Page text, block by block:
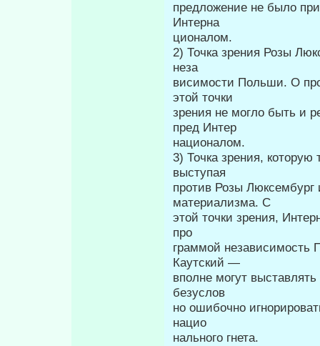
предложение не было
Интерна­
ционалом.
2) Точка зрения Розы
неза­
висимости Польши. О
этой точки
зрения не могло быть и
пред Интер­
националом.
3) Точка зрения, которую
выступая
против Розы Люксембург
материализма. С
этой точки зрения,
про­
граммой независимость
Каутский —
вполне могут
безуслов­
но ошибочно
нацио­
нального гнета.